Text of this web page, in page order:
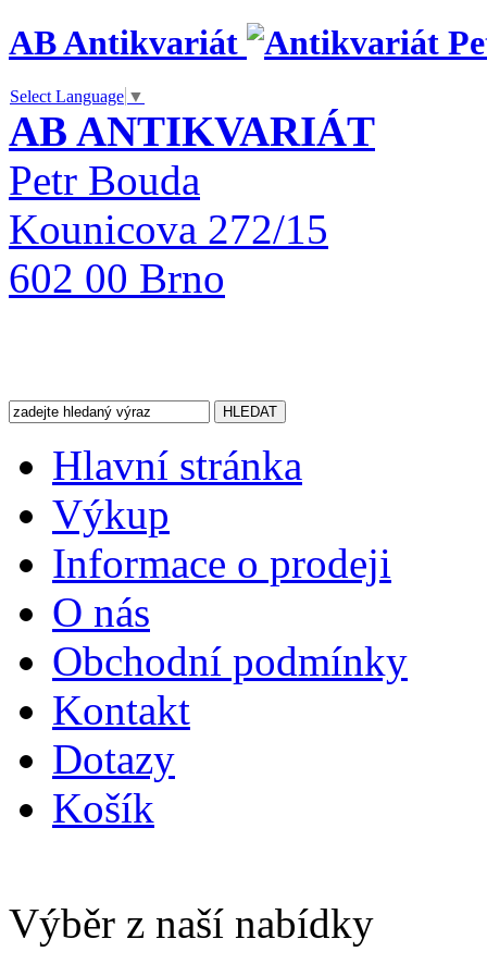
AB Antikvariát
Select Language ▼
AB ANTIKVARIÁT
Petr Bouda
Kounicova 272/15
602 00 Brno
Hlavní stránka
Výkup
Informace o prodeji
O nás
Obchodní podmínky
Kontakt
Dotazy
Košík
Výběr z naší nabídky